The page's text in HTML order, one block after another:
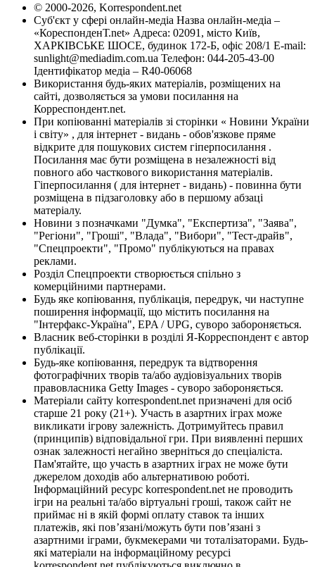
© 2000-2026, Korrespondent.net
Суб'єкт у сфері онлайн-медіа Назва онлайн-медіа –
«КореспонденТ.net» Адреса: 02091, місто Київ,
ХАРКІВСЬКЕ ШОСЕ, будинок 172-Б, офіс 208/1 E-mail:
sunlight@mediadim.com.ua Телефон: 044-205-43-00
Ідентифікатор медіа – R40-06068
Використання будь-яких матеріалів, розміщених на
сайті, дозволяється за умови посилання на
Корреспондент.net.
При копіюванні матеріалів зі сторінки « Новини України
і світу» , для інтернет - видань - обов'язкове пряме
відкрите для пошукових систем гіперпосилання .
Посилання має бути розміщена в незалежності від
повного або часткового використання матеріалів.
Гіперпосилання ( для інтернет - видань) - повинна бути
розміщена в підзаголовку або в першому абзаці
матеріалу.
Новини з позначками "Думка", "Експертиза", "Заява",
"Регіони", "Гроші", "Влада", "Вибори", "Тест-драйв",
"Спецпроекти", "Промо" публікуються на правах
реклами.
Розділ Спецпроекти створюється спільно з
комерційними партнерами.
Будь яке копіювання, публікація, передрук, чи наступне
поширення інформації, що містить посилання на
"Інтерфакс-Україна", EPA / UPG, суворо забороняється.
Власник веб-сторінки в розділі Я-Корреспондент є автор
публікації.
Будь-яке копіювання, передрук та відтворення
фотографічних творів та/або аудіовізуальних творів
правовласника Getty Images - суворо забороняється.
Матеріали сайту korrespondent.net призначені для осіб
старше 21 року (21+). Участь в азартних іграх може
викликати ігрову залежність. Дотримуйтесь правил
(принципів) відповідальної гри. При виявленні перших
ознак залежності негайно зверніться до спеціаліста.
Пам'ятайте, що участь в азартних іграх не може бути
джерелом доходів або альтернативою роботі.
Інформаційний ресурс korrespondent.net не проводить
ігри на реальні та/або віртуальні гроші, також сайт не
приймає ні в якій формі оплату ставок та інших
платежів, які пов’язані/можуть бути пов’язані з
азартними іграми, букмекерами чи тоталізаторами. Будь-
які матеріали на інформаційному ресурсі